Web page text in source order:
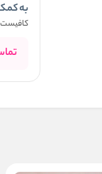
به کمک
کافیست